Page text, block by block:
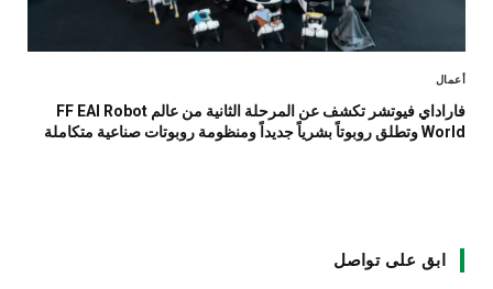
أعمال
فاراداي فيوتشر تكشف عن المرحلة الثانية من عالم FF EAI Robot
World وتطلق روبوتاً بشرياً جديداً ومنظومة روبوتات صناعية متكاملة
ابق على تواصل